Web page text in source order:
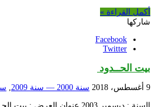
أكمل القراءة »
شاركها
Facebook
Twitter
بيت الحــدود
9 أغسطس، 2018 سنة 2000 — سنة 2009 ,